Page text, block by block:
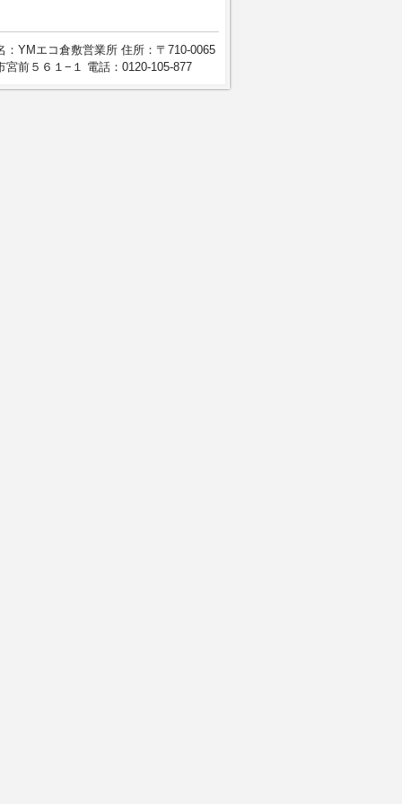
：YMエコ倉敷営業所 住所：〒710-0065
宮前５６１−１ 電話：0120-105-877